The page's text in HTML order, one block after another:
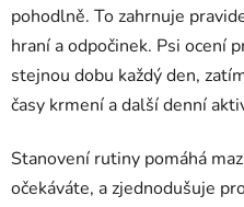
pohodlně. To zahrnuje
hraní a odpočinek. Psi ocení
stejnou dobu každý den,
časy krmení a další denní
Stanovení rutiny pomáhá
očekáváte, a zjednodušuje